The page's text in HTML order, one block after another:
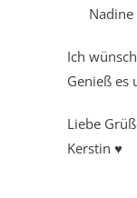
Nadine
Ich
Genieß es
Liebe
Kerstin ♥